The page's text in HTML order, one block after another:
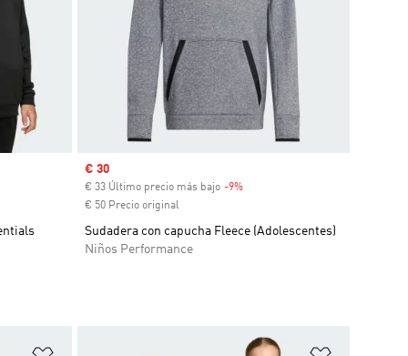
Precio de venta
€ 30
€ 33 Último precio más bajo -9%Descuento
€ 50 Precio original
Sudadera con capucha Fleece (Adolescentes)
Niños Performance